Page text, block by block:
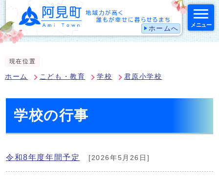
ホームへ メニュー
現在位置
ホーム こども・教育 学校 君原小学校
学校の行事
令和8年度年間予定 [2026年5月26日]